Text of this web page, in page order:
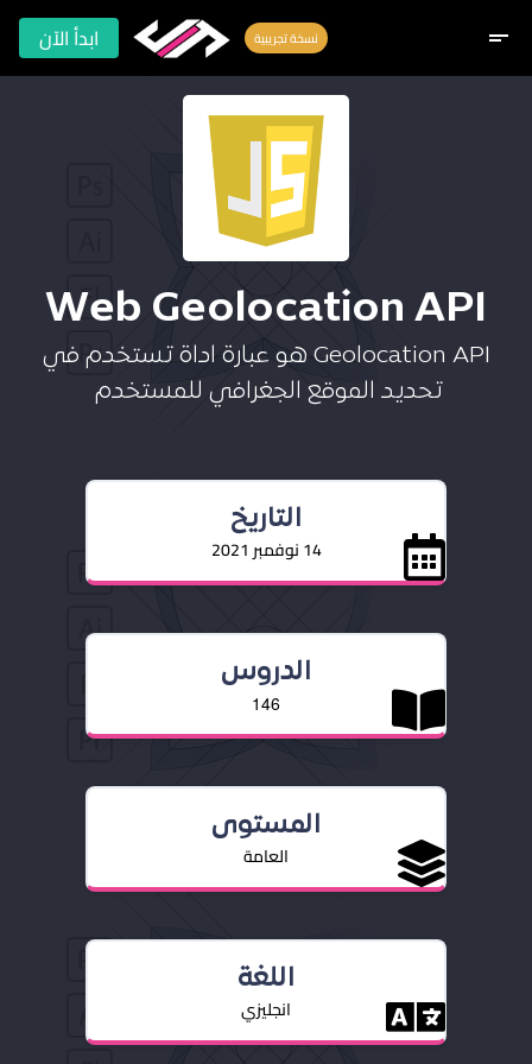
short_text نسخة تجريبية ابدأ الآن
Web Geolocation API
Geolocation API هو عبارة اداة تستخدم في
تحديد الموقع الجغرافي للمستخدم
التاريخ
14 نوفمبر 2021
الدروس
146
المستوى
العامة
اللغة
انجليزي